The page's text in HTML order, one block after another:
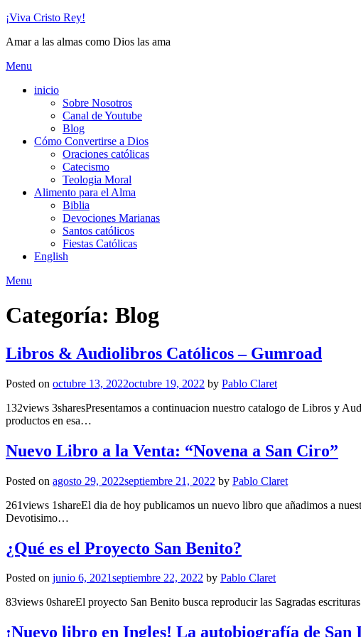
Skip
content
¡Viva Cristo Rey!
Amar a las almas como Dios las ama
Menu
inicio
Sobre Nosotros
Canal de Youtube
Blog
Cómo Convertirse a Dios
Oraciones católicas
Catecismo
Teologia Moral
Alimento para el Alma
Biblia
Devociones Marianas
Santos católicos
Fiestas Católicas
English
Menu
Categoría: Blog
Libros & Audiolibros Católicos – Gumroad
Posted on octubre 13, 2022octubre 19, 2022 by Pablo Claret
132views 3sharesPresentamos a continuacion nuestro catalogo de Libros y
productos en esa…
Nuevo Libro a la Venta: “Novena a San Ciro”
Posted on agosto 29, 2022septiembre 21, 2022 by Pablo Claret
261views 1shareEl dia de hoy publicamos un nuevo libro que añadimos a
Devotisimo…
¿Qué es el Proyecto San Benito?
Posted on junio 6, 2021septiembre 22, 2022 by Pablo Claret
83views 0shareEl proyecto San Benito busca reproducir las Sagradas
¡Nuevo libro en Ingles! La autobiografía de San